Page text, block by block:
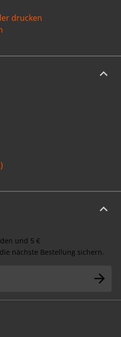
drucken
und 5 €
nächste Bestellung sichern.